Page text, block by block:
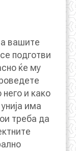
вашите
подготви
ќе му
и како
има
треба да